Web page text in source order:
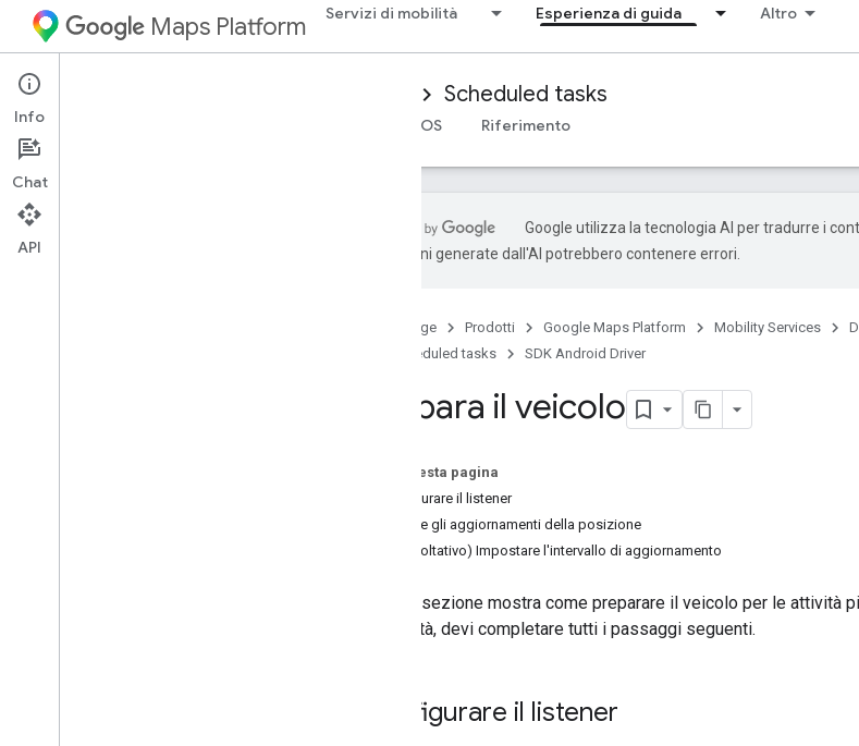
Maps Platform Servizi di mobilità Esperienza di guida Altro
Mobility Services Scheduled tasks
Panoramica SDK Driver iOS Riferimento
Google utilizza la tecnologia AI per tradurre i
traduzioni generate dall'AI potrebbero contenere errori.
Home page Prodotti Google Maps Platform Mobility Services
Scheduled tasks
SDK Android Driver
Prepara il veicolo
Su questa pagina
Configurare il listener
Attivare gli aggiornamenti della posizione
(Facoltativo) Impostare l'intervallo di aggiornamento
Questa sezione mostra come preparare il veicolo per le attività
un'attività, devi completare tutti i passaggi seguenti.
Configurare il listener
Info
Chat
API